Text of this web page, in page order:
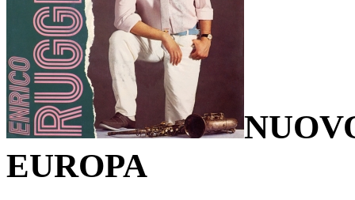
EUROPA